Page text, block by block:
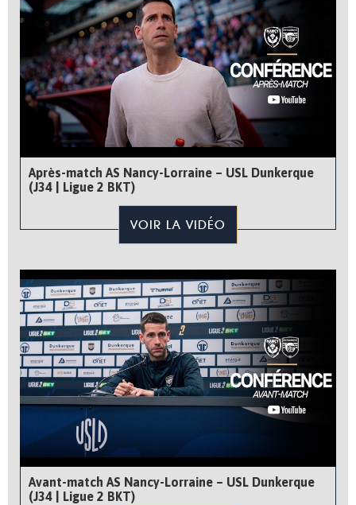
Après-match AS Nancy-Lorraine – USL Dunkerque
(J34 | Ligue 2 BKT)
VOIR LA VIDÉO
Avant-match AS Nancy-Lorraine – USL Dunkerque
(J34 | Ligue 2 BKT)